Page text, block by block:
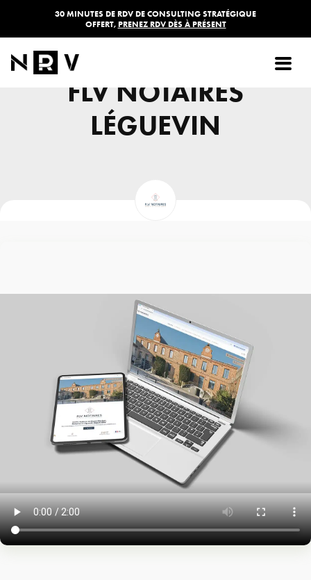
30 MINUTES DE RDV DE CONSULTING STRATÉGIQUE
OFFERT, PRENEZ RDV DÈS À PRÉSENT
SITE VITRINE -
FLV NOTAIRES
LÉGUEVIN